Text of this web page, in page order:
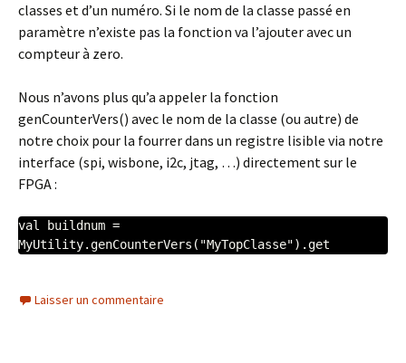
classes et d’un numéro. Si le nom de la classe passé en
paramètre n’existe pas la fonction va l’ajouter avec un
compteur à zero.
Nous n’avons plus qu’a appeler la fonction
genCounterVers() avec le nom de la classe (ou autre) de
notre choix pour la fourrer dans un registre lisible via notre
interface (spi, wisbone, i2c, jtag, …) directement sur le
FPGA :
val buildnum =
MyUtility.genCounterVers("MyTopClasse").get
Laisser un commentaire